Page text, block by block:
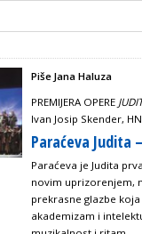
Piše Jana Haluza
PREMIJERA OPERE
Ivan Josip Skender,
Paraćeva Judita
Paraćeva je Judita
novim uprizorenjem,
prekrasne glazbe
akademizam i